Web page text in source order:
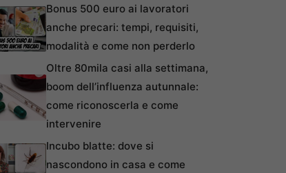
Bonus 500 euro ai lavoratori
anche precari: tempi, requisiti,
modalità e come non perderlo
Oltre 80mila casi alla settimana,
boom dell’influenza autunnale:
come riconoscerla e come
intervenire
Incubo blatte: dove si
nascondono in casa e come